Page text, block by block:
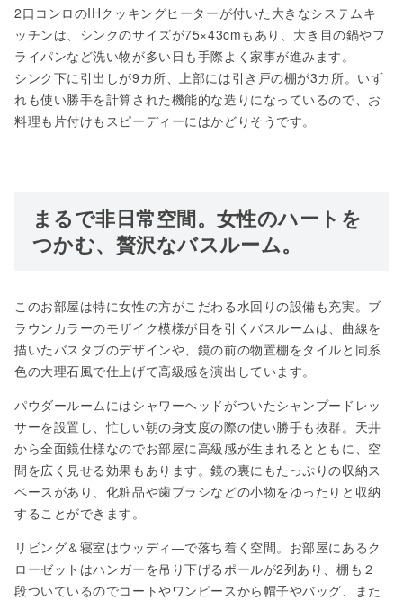
2口コンロのIHクッキングヒーターが付いた大きなシステムキ
ッチンは、シンクのサイズが75×43cmもあり、大き目の鍋やフ
ライパンなど洗い物が多い日も手際よく家事が進みます。
シンク下に引出しが9カ所、上部には引き戸の棚が3カ所。いず
れも使い勝手を計算された機能的な造りになっているので、お
料理も片付けもスピーディーにはかどりそうです。
まるで非日常空間。女性のハートを
つかむ、贅沢なバスルーム。
このお部屋は特に女性の方がこだわる水回りの設備も充実。ブ
ラウンカラーのモザイク模様が目を引くバスルームは、曲線を
描いたバスタブのデザインや、鏡の前の物置棚をタイルと同系
色の大理石風で仕上げて高級感を演出しています。
パウダールームにはシャワーヘッドがついたシャンプードレッ
サーを設置し、忙しい朝の身支度の際の使い勝手も抜群。天井
から全面鏡仕様なのでお部屋に高級感が生まれるとともに、空
間を広く見せる効果もあります。鏡の裏にもたっぷりの収納ス
ペースがあり、化粧品や歯ブラシなどの小物をゆったりと収納
することができます。
リビング＆寝室はウッディ―で落ち着く空間。お部屋にあるク
ローゼットはハンガーを吊り下げるポールが2列あり、棚も２
段ついているのでコートやワンピースから帽子やバッグ、また